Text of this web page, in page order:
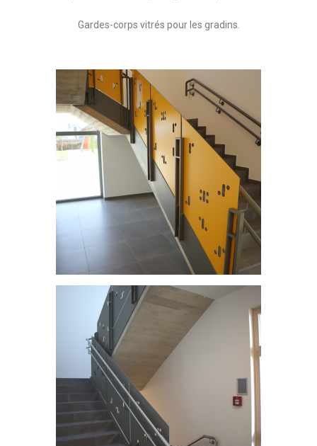
Gardes-corps vitrés pour les gradins.
Centre scolaire et structure intégrative - Dahl